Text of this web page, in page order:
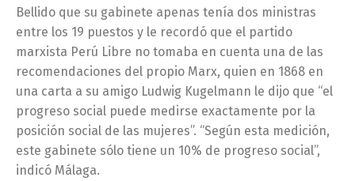
Bellido que su gabinete apenas tenía dos ministras
entre los 19 puestos y le recordó que el partido
marxista Perú Libre no tomaba en cuenta una de las
recomendaciones del propio Marx, quien en 1868 en
una carta a su amigo Ludwig Kugelmann le dijo que “el
progreso social puede medirse exactamente por la
posición social de las mujeres”. “Según esta medición,
este gabinete sólo tiene un 10% de progreso social”,
indicó Málaga.